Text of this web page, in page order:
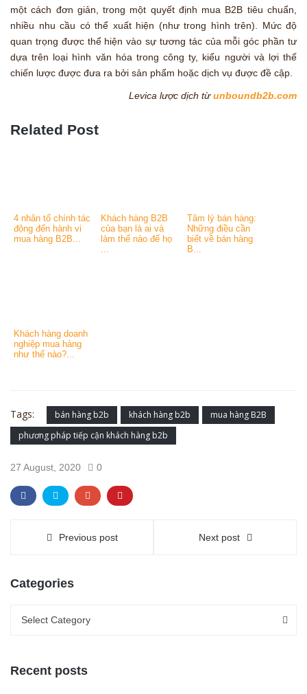
một cách đơn giản, trong một quyết định mua B2B tiêu chuẩn,
nhiều nhu cầu có thể xuất hiện (như trong hình trên). Mức độ
quan trọng được thể hiện vào sự tương tác của mỗi góc phần tư
dựa trên loại hình văn hóa trong công ty, kiểu người và lợi thế
chiến lược được đưa ra bởi sản phẩm hoặc dịch vụ được đề cập.
Levica lược dịch từunboundb2b.com
Related Post
4 nhân tố chính tác
động đến hành vi
mua hàng B2B...
Khách hàng B2B
của bạn là ai và
làm thế nào để họ
Tâm lý bán hàng:
Những điều cần
biết về bán hàng
B...
Khách hàng doanh
nghiệp mua hàng
như thế nào?...
Tags: bán hàng b2b khách hàng b2b
mua hàng B2B
phương pháp tiếp cận khách hàng b2b
27 August, 2020 0
Previous post Next post
Categories
Select Category
Recent posts